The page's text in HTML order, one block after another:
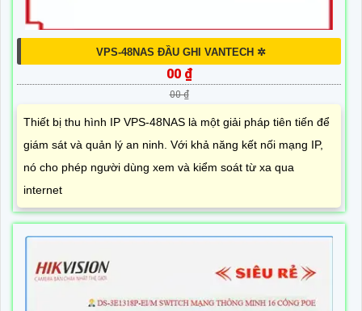
VPS-48NAS ĐẦU GHI VANTECH ✲
00 ₫
00 ₫
Thiết bị thu hình IP VPS-48NAS là một giải pháp tiên tiến để
giám sát và quản lý an ninh. Với khả năng kết nối mạng IP,
nó cho phép người dùng xem và kiểm soát từ xa qua
internet